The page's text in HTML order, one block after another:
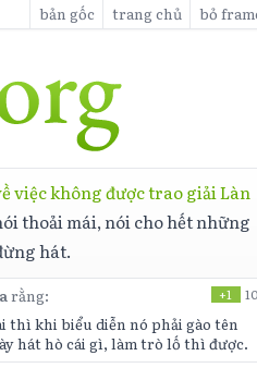
bản gốc trang chủ bỏ
việc không được trao giải Làn
thoải mái, nói cho hết những
hát.
rằng: +1 10
thì khi biểu diễn nó phải gào tên
hát hò cái gì, làm trò lố thì được.